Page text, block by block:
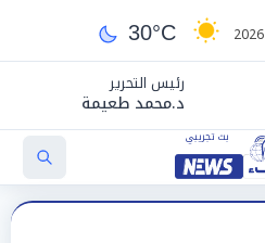
30°C
رئيس التحرير
د.محمد طعيمة